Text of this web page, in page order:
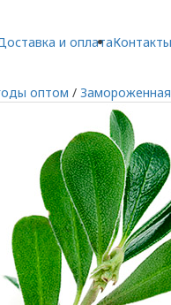
и оплатаКонтакты
оптом /